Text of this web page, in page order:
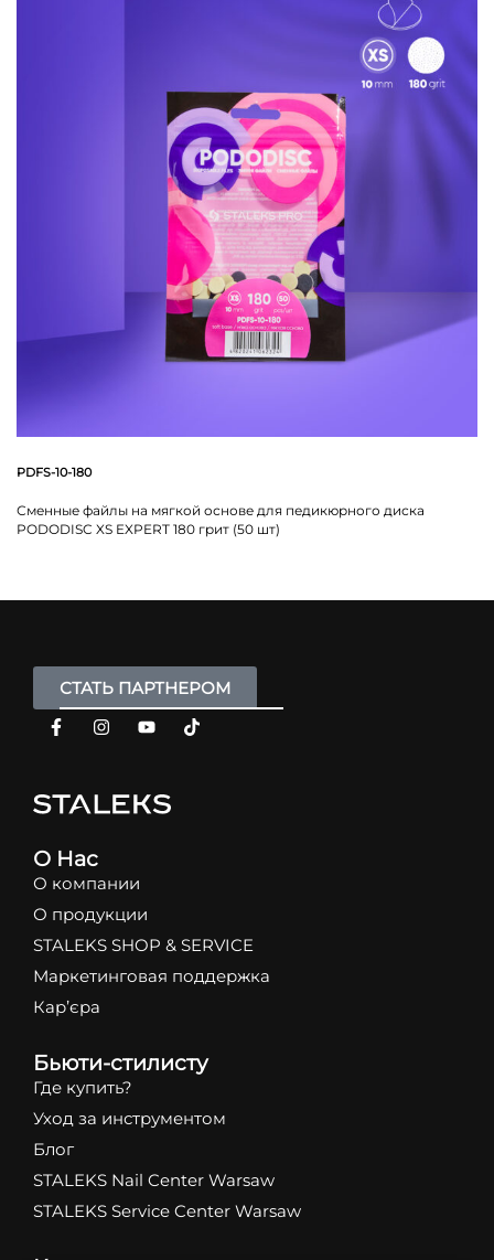
PDFS-10-180
Сменные файлы на мягкой основе для педикюрного диска
PODODISC XS EXPERT 180 грит (50 шт)
СТАТЬ ПАРТНЕРОМ
О Нас
О компании
О продукции
STALEKS SHOP & SERVICE
Маркетинговая поддержка
Кар’єра
Бьюти-стилисту
Где купить?
Уход за инструментом
Блог
STALEKS Nail Center Warsaw
STALEKS Service Center Warsaw